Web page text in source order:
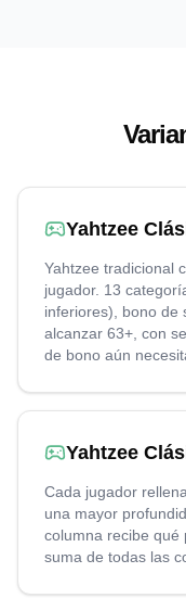
Yahtzee
Yahtzee tradicional
jugador. 13
inferiores), bono de
alcanzar 63+, con
de bono aún
Yahtzee
Cada jugador
una mayor
columna recibe qué
suma de todas las